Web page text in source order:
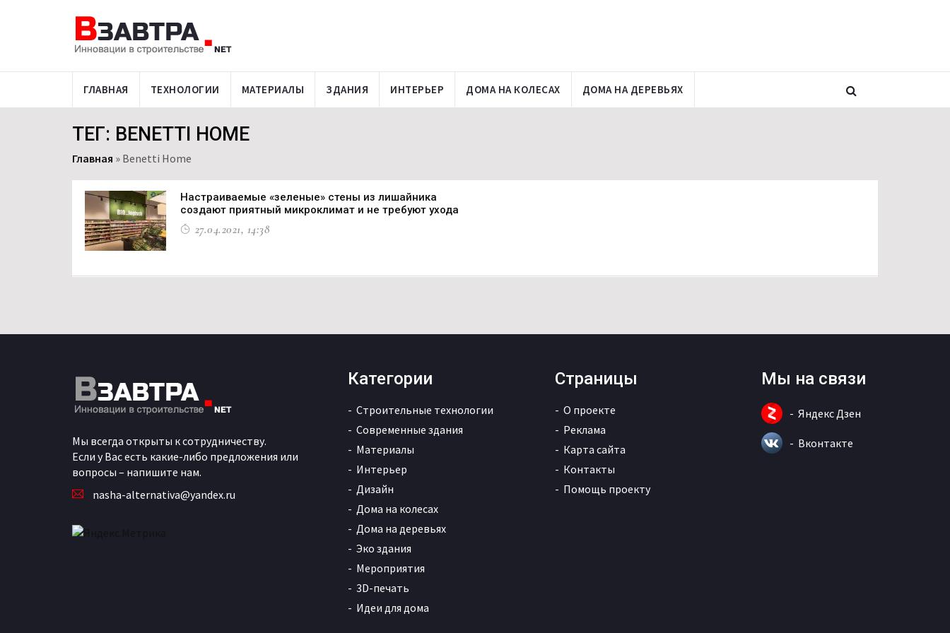
ГЛАВНАЯ ТЕХНОЛОГИИ МАТЕРИАЛЫ ЗДАНИЯ ИНТЕРЬЕР ДОМА НА КОЛЕСАХ ДОМА НА ДЕРЕВЬЯХ
ТЕГ: BENETTI HOME
Главная » Benetti Home
Настраиваемые «зеленые» стены из лишайника
создают приятный микроклимат и не требуют ухода
27.04.2021, 14:38
Мы всегда открыты к сотрудничеству.
Если у Вас есть какие-либо предложения или
вопросы – напишите нам.
nasha-alternativa@yandex.ru
Категории
Строительные технологии
Современные здания
Материалы
Интерьер
Дизайн
Дома на колесах
Дома на деревьях
Эко здания
Мероприятия
3D-печать
Идеи для дома
Страницы
О проекте
Реклама
Карта сайта
Контакты
Помощь проекту
Мы на связи
Яндекс Дзен
Вконтакте